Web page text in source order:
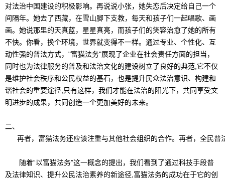
对法治中国建设的积极影响。再说说小张，她失恋后决定给自己一个
间隔年。她去了西藏，在雪山脚下支教，每天和孩子们一起唱歌、画
画。她说那里的天真蓝，星星真亮，而孩子们的笑容治愈了她的所有
不快。你看，换个环境，世界就变得不一样。通过专业、个性化、互
动性强的普法方式，"富猫法务"展现了企业在社会责任方面的担当，
同时也为法律服务的普及和法治文化的建设树立了良好的典范,它不仅
是维护社会秩序和公民权益的基石，也是提升民众法治意识、构建和
谐社会的重要途径,只有这样，我们才能在法治的阳光下，共同享受文
明进步的成果，共同创造一个更加美好的未来。
二、
再者，富猫法务还应该注重与其他社会组织的合作。再者，全民
随着“以富猫法务”这一概念的提出，我们看到了通过科技手段普
及法律知识、提升公民法治素养的新途径,富猫法务的成功在于它的创